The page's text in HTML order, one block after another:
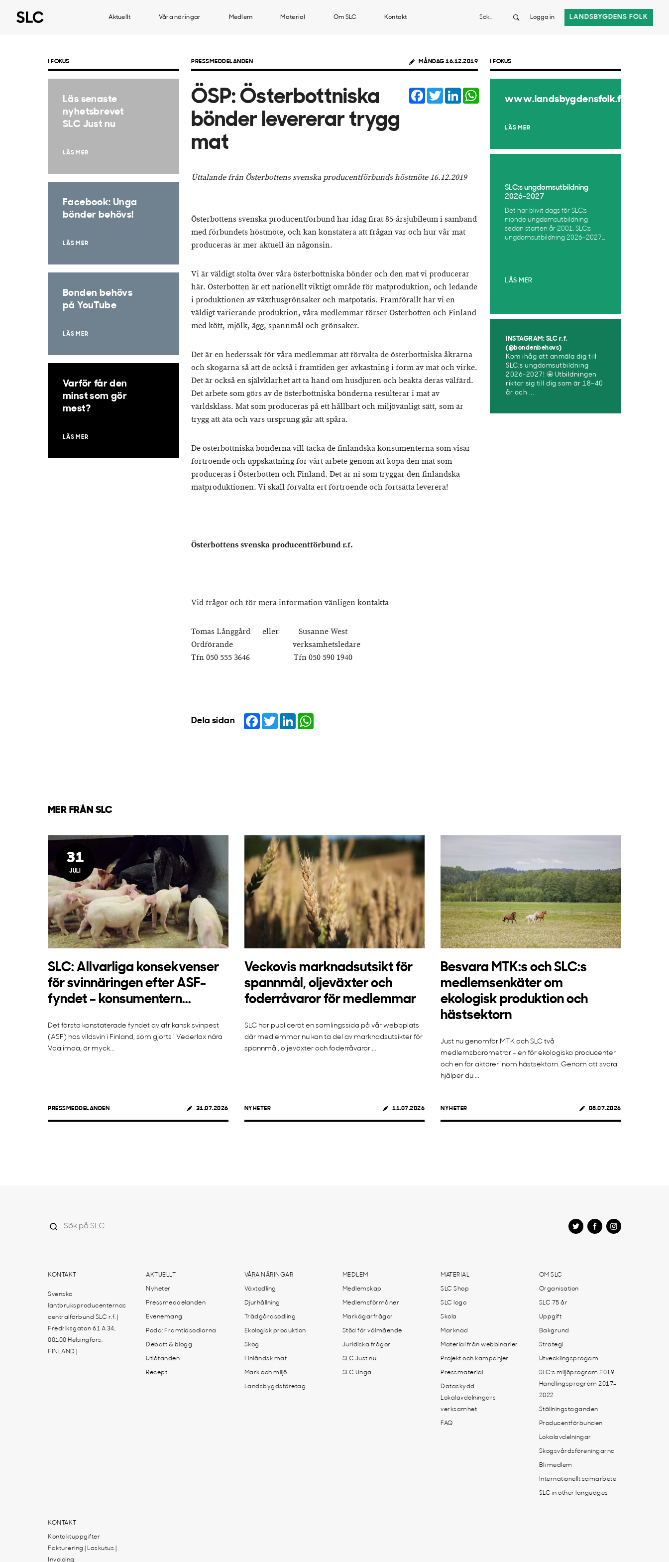
Aktuellt Våra näringar Medlem Material Om SLC Kontakt Sök Logga in LANDSBYGDENS FOLK
PRESSMEDDELANDEN MÅNDAG 16.12.2019
ÖSP: Österbottniska
bönder levererar trygg
mat
Facebook
TwitterLinkedIn
Uttalande från Österbottens svenska producentförbunds höstmöte 16.12.2019
Österbottens svenska producentförbund har idag firat 85-årsjubileum i samband
med förbundets höstmöte, och kan konstatera att frågan var och hur vår mat
produceras är mer aktuell än någonsin.
Vi är väldigt stolta över våra österbottniska bönder och den mat vi producerar
här. Österbotten är ett nationellt viktigt område för matproduktion, och ledande
i produktionen av växthusgrönsaker och matpotatis. Framförallt har vi en
väldigt varierande produktion, våra medlemmar förser Österbotten och Finland
med kött, mjölk, ägg, spannmål och grönsaker.
Det är en hederssak för våra medlemmar att förvalta de österbottniska åkrarna
och skogarna så att de också i framtiden ger avkastning i form av mat och virke.
Det är också en självklarhet att ta hand om husdjuren och beakta deras välfärd.
Det arbete som görs av de österbottniska bönderna resulterar i mat av
världsklass. Mat som produceras på ett hållbart och miljövänligt sätt, som är
trygg att äta och vars ursprung går att spåra.
De österbottniska bönderna vill tacka de finländska konsumenterna som visar
förtroende och uppskattning för vårt arbete genom att köpa den mat som
produceras i Österbotten och Finland. Det är ni som tryggar den finländska
matproduktionen. Vi skall förvalta ert förtroende och fortsätta leverera!
Österbottens svenska producentförbund r.f.
Vid frågor och för mera information vänligen kontakta
Tomas Långgård eller Susanne West
Ordförande verksamhetsledare
Tfn 050 555 3646 Tfn 050 590 1940
Dela sidan Facebook
TwitterLinkedIn
I FOKUS
Läs senaste
nyhetsbrevet
SLC Just nu
LÄS MER
Facebook: Unga
bönder behövs!
LÄS MER
Bonden behövs
på YouTube
LÄS MER
Varför får den
minst som gör
mest?
LÄS MER
I FOKUS
www.landsbygdensfolk.fi
LÄS MER
SLC:s ungdomsutbildning
2026–2027
Det har blivit dags för SLC:s
nionde ungdomsutbildning
sedan starten år 2001. SLC:s
ungdomsutbildning 2026–2027...
LÄS MER
INSTAGRAM: SLC r.f.
(@bondenbehovs)
Kom ihåg att anmäla dig till
SLC:s ungdomsutbildning
2026-2027! 🤩 Utbildningen
riktar sig till dig som är 18–40
år och ...
MER FRÅN SLC
31
JULI
SLC: Allvarliga konsekvenser
för svinnäringen efter ASF-
fyndet – konsumentern...
Det första konstaterade fyndet av afrikansk svinpest
(ASF) hos vildsvin i Finland, som gjorts i Vederlax nära
Vaalimaa, är myck...
PRESSMEDDELANDEN 31.07.2026
Veckovis marknadsutsikt för
spannmål, oljeväxter och
foderråvaror för medlemmar
SLC har publicerat en samlingssida på vår webbplats
där medlemmar nu kan ta del av marknadsutsikter för
spannmål, oljeväxter och foderråvaror....
NYHETER 11.07.2026
Besvara MTK:s och SLC:s
medlemsenkäter om
ekologisk produktion och
hästsektorn
Just nu genomför MTK och SLC två
medlemsbarometrar – en för ekologiska producenter
och en för aktörer inom hästsektorn. Genom att svara
hjälper du ...
NYHETER 08.07.2026
KONTAKT
Svenska
lantbruksproducenternas
centralförbund SLC r.f. |
Fredriksgatan 61 A 34,
00100 Helsingfors,
FINLAND |
AKTUELLT
Nyheter
Pressmeddelanden
Evenemang
Podd: Framtidsodlarna
Debatt & blogg
Utlåtanden
Recept
VÅRA NÄRINGAR
Växtodling
Djurhållning
Trädgårdsodling
Ekologisk produktion
Skog
Finländsk mat
Mark och miljö
Landsbygdsföretag
MEDLEM
Medlemskap
Medlemsförmåner
Markägarfrågor
Stöd för välmående
Juridiska frågor
SLC Just nu
SLC Unga
MATERIAL
SLC Shop
SLC logo
Skola
Marknad
Material från webbinarier
Projekt och kampanjer
Pressmaterial
Dataskydd
Lokalavdelningars
verksamhet
FAQ
OM SLC
Organisation
SLC 75 år
Uppgift
Bakgrund
Strategi
Utvecklingsprogam
SLC:s miljöprogram 2019
Handlingsprogram 2017-
2022
Ställningstaganden
Producentförbunden
Lokalavdelningar
Skogsvårdsföreningarna
Bli medlem
Internationellt samarbete
SLC in other languages
KONTAKT
Kontaktuppgifter
Fakturering | Laskutus |
Invoicing